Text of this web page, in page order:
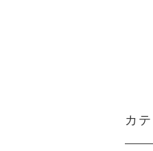
カ